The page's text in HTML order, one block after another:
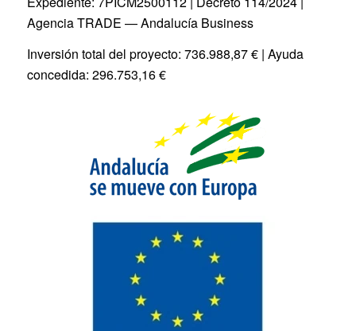
Agencia TRADE — Andalucía Business
Inversión total del proyecto: 736.988,87 € | Ayuda
concedida: 296.753,16 €